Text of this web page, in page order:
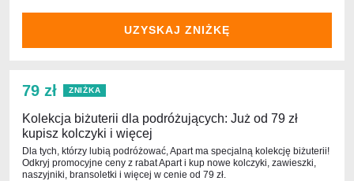
UZYSKAJ ZNIŻKĘ
79 zł ZNIŻKA
Kolekcja biżuterii dla podróżujących: Już od 79 zł
kupisz kolczyki i więcej
Dla tych, którzy lubią podróżować, Apart ma specjalną kolekcję biżuterii!
Odkryj promocyjne ceny z rabat Apart i kup nowe kolczyki, zawieszki,
naszyjniki, bransoletki i więcej w cenie od 79 zł.